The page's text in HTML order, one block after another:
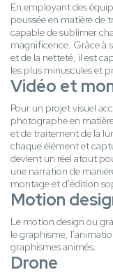
En employant des
poussée en matière
capable de sublimer
magnificence. Grâce à
et de la netteté, il est
les plus minuscules et
Vidéo et
Pour un projet visuel
photographe en
et de traitement de la
chaque élément et
devient un réel atout
une narration de
montage et d'édition
Motion
Le motion design ou
le graphisme,
graphismes animés.
Drone